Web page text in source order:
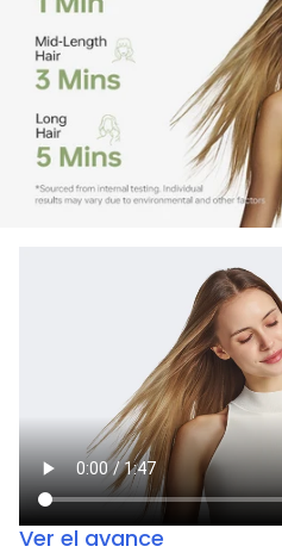
Ver el avance